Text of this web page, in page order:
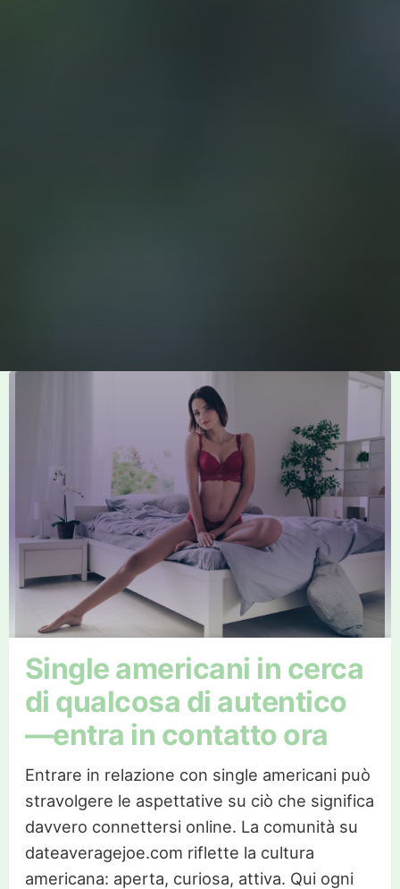
Single americani in cerca
di qualcosa di autentico
—entra in contatto ora
Entrare in relazione con single americani può
stravolgere le aspettative su ciò che significa
davvero connettersi online. La comunità su
dateaveragejoe.com riflette la cultura
americana: aperta, curiosa, attiva. Qui ogni